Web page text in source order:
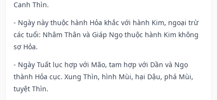
Canh Thìn.
- Ngày này thuộc hành Hỏa khắc với hành Kim, ngoại trừ
các tuổi: Nhâm Thân và Giáp Ngọ thuộc hành Kim không
sợ Hỏa.
- Ngày Tuất lục hợp với Mão, tam hợp với Dần và Ngọ
thành Hỏa cục. Xung Thìn, hình Mùi, hại Dậu, phá Mùi,
tuyệt Thìn.